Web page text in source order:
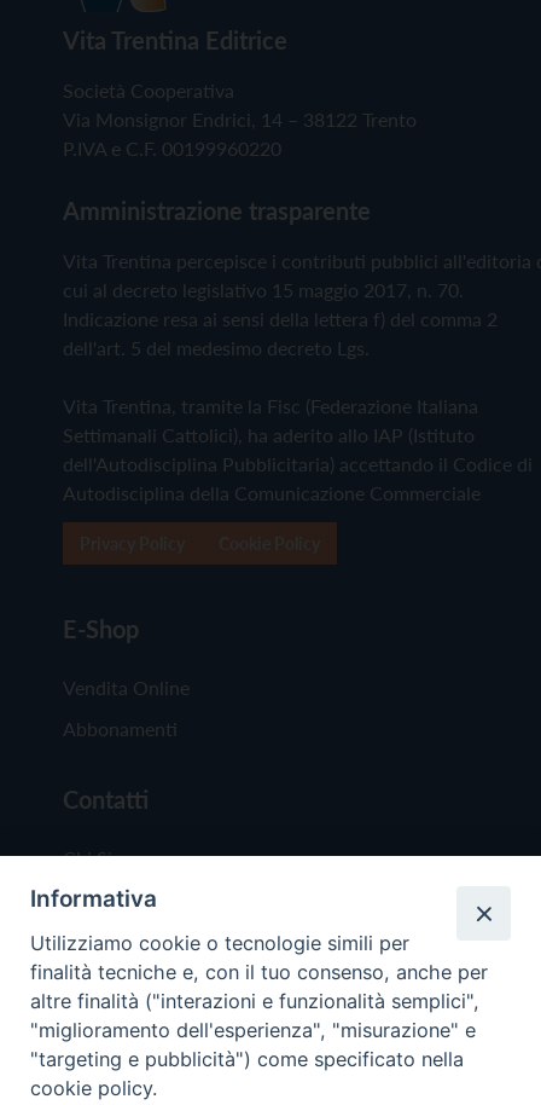
Vita Trentina Editrice
Società Cooperativa
Via Monsignor Endrici, 14 – 38122 Trento
P.IVA e C.F. 00199960220
Amministrazione trasparente
Vita Trentina percepisce i contributi pubblici all'editoria
cui al decreto legislativo 15 maggio 2017, n. 70.
Indicazione resa ai sensi della lettera f) del comma 2
dell'art. 5 del medesimo decreto Lgs.
Vita Trentina, tramite la Fisc (Federazione Italiana
Settimanali Cattolici), ha aderito allo IAP (Istituto
dell'Autodisciplina Pubblicitaria) accettando il Codice di
Autodisciplina della Comunicazione Commerciale
E-Shop
Vendita Online
Abbonamenti
Contatti
Chi Siamo
Redazione
Scrivici
Copyright © 2019 - Tutti i diritti riservati - Vita
Informativa
Utilizziamo cookie o tecnologie simili per
finalità tecniche e, con il tuo consenso, anche per
altre finalità ("interazioni e funzionalità semplici",
"miglioramento dell'esperienza", "misurazione" e
"targeting e pubblicità") come specificato nella
cookie policy.